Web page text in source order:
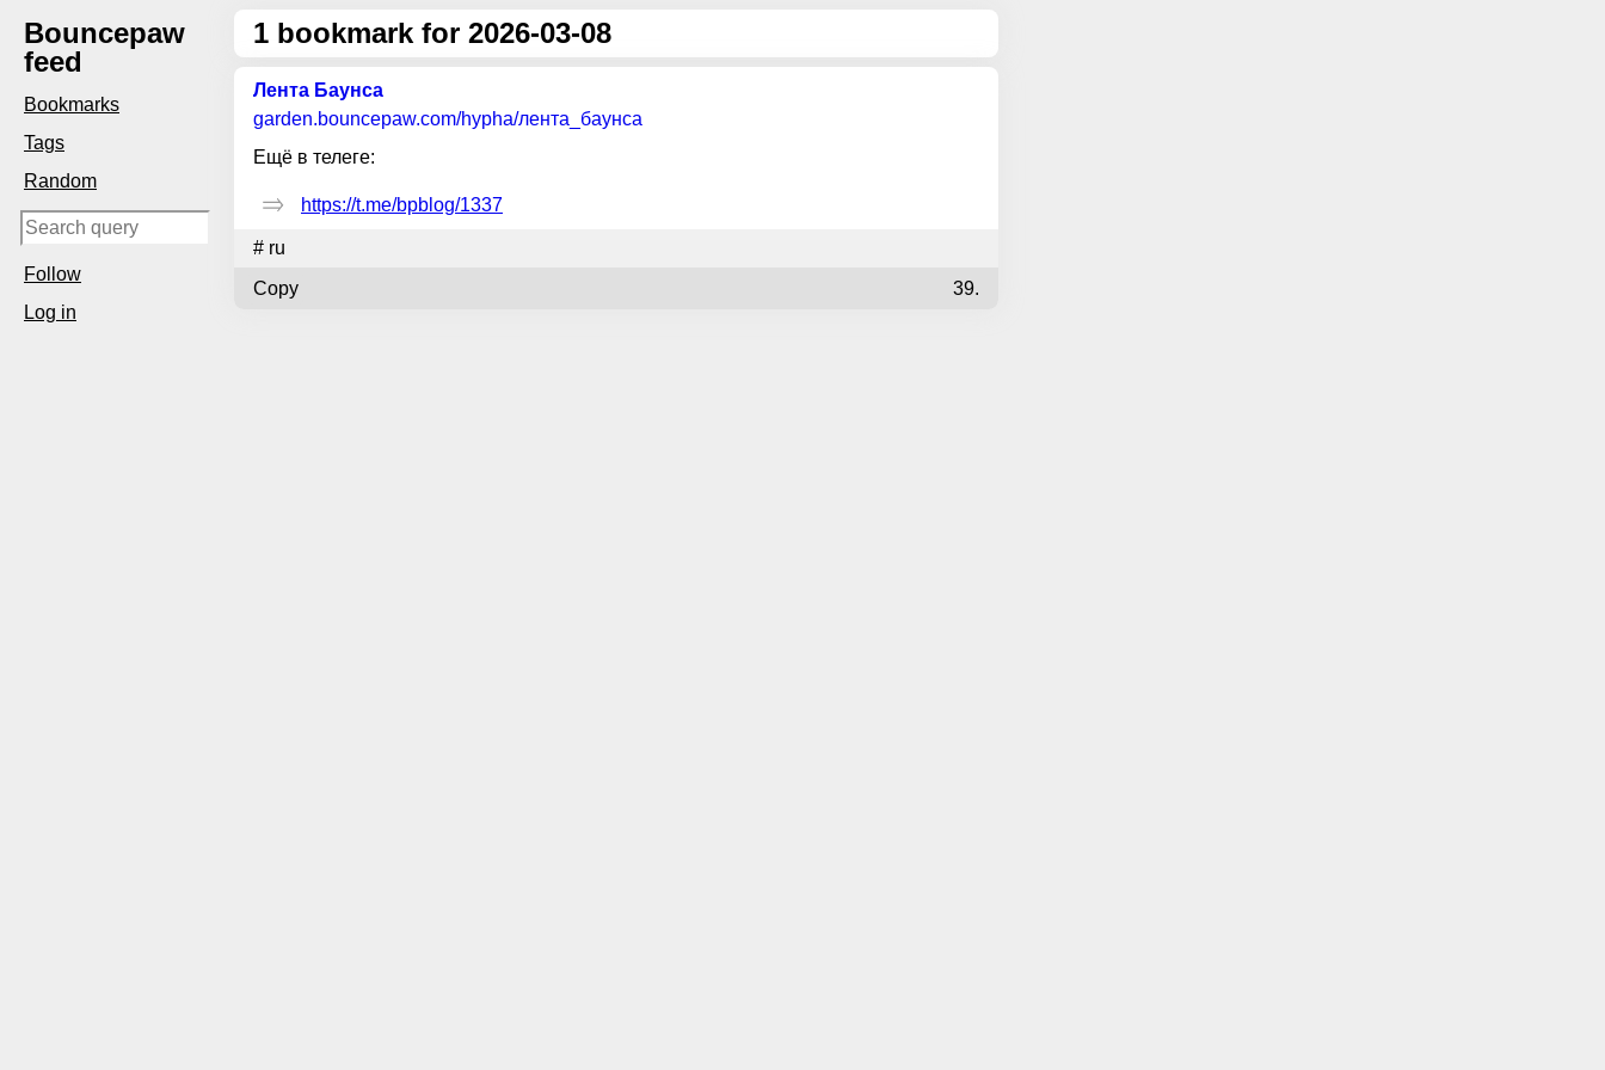
Bouncepaw
feed
Bookmarks
Tags
Random
Follow
Log in
1 bookmark for 2026-03-08
Лента Баунса
garden.bouncepaw.com/hypha/лента_баунса
Ещё в телеге:
https://t.me/bpblog/1337
# ru
Copy
39.